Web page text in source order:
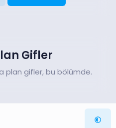
Gifler
plan gifler, bu bölümde.